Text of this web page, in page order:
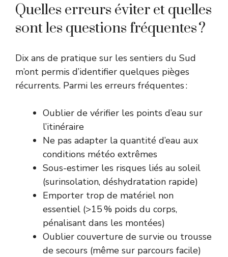
Quelles erreurs éviter et quelles
sont les questions fréquentes ?
Dix ans de pratique sur les sentiers du Sud
m’ont permis d’identifier quelques pièges
récurrents. Parmi les erreurs fréquentes :
Oublier de vérifier les points d’eau sur
l’itinéraire
Ne pas adapter la quantité d’eau aux
conditions météo extrêmes
Sous-estimer les risques liés au soleil
(surinsolation, déshydratation rapide)
Emporter trop de matériel non
essentiel (>15 % poids du corps,
pénalisant dans les montées)
Oublier couverture de survie ou trousse
de secours (même sur parcours facile)